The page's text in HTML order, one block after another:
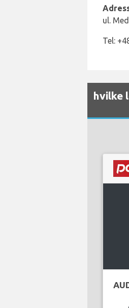
ul.
Tel:
hvilke